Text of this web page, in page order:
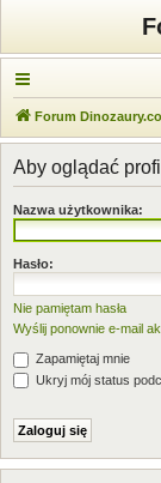
Forum
Aby oglądać
Nazwa użytkownika:
Hasło:
Nie pamiętam hasła
Wyślij ponownie e-mail
Zapamiętaj mnie
Ukryj mój status